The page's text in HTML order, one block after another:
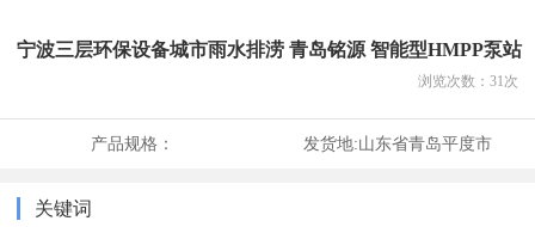
宁波三层环保设备城市雨水排涝 青岛铭源 智能型HMPP泵站
浏览次数： 31次
产品规格： 发货地:山东省青岛平度市
关键词